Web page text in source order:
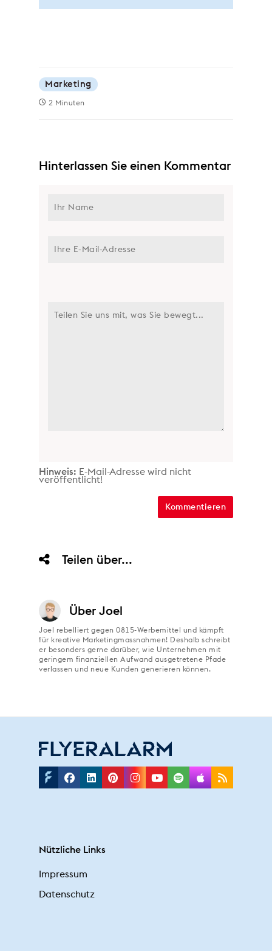
Marketing
2 Minuten
Hinterlassen Sie einen Kommentar
Hinweis: E-Mail-Adresse wird nicht
veröffentlicht!
Teilen über...
Über Joel
Joel rebelliert gegen 0815-Werbemittel und kämpft
für kreative Marketingmassnahmen! Deshalb schreibt
er besonders gerne darüber, wie Unternehmen mit
geringem finanziellen Aufwand ausgetretene Pfade
verlassen und neue Kunden generieren können.
Facebook
Linkedin
Pinterest
Instagram
Youtube
SpotifyRss
Nützliche Links
Impressum
Datenschutz